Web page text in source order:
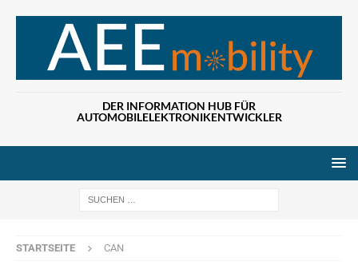
DER INFORMATION HUB FÜR
AUTOMOBILELEKTRONIKENTWICKLER
STARTSEITE CAN